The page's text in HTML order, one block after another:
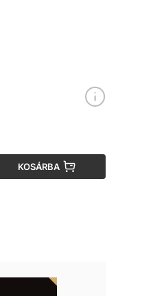
KOSÁRBA